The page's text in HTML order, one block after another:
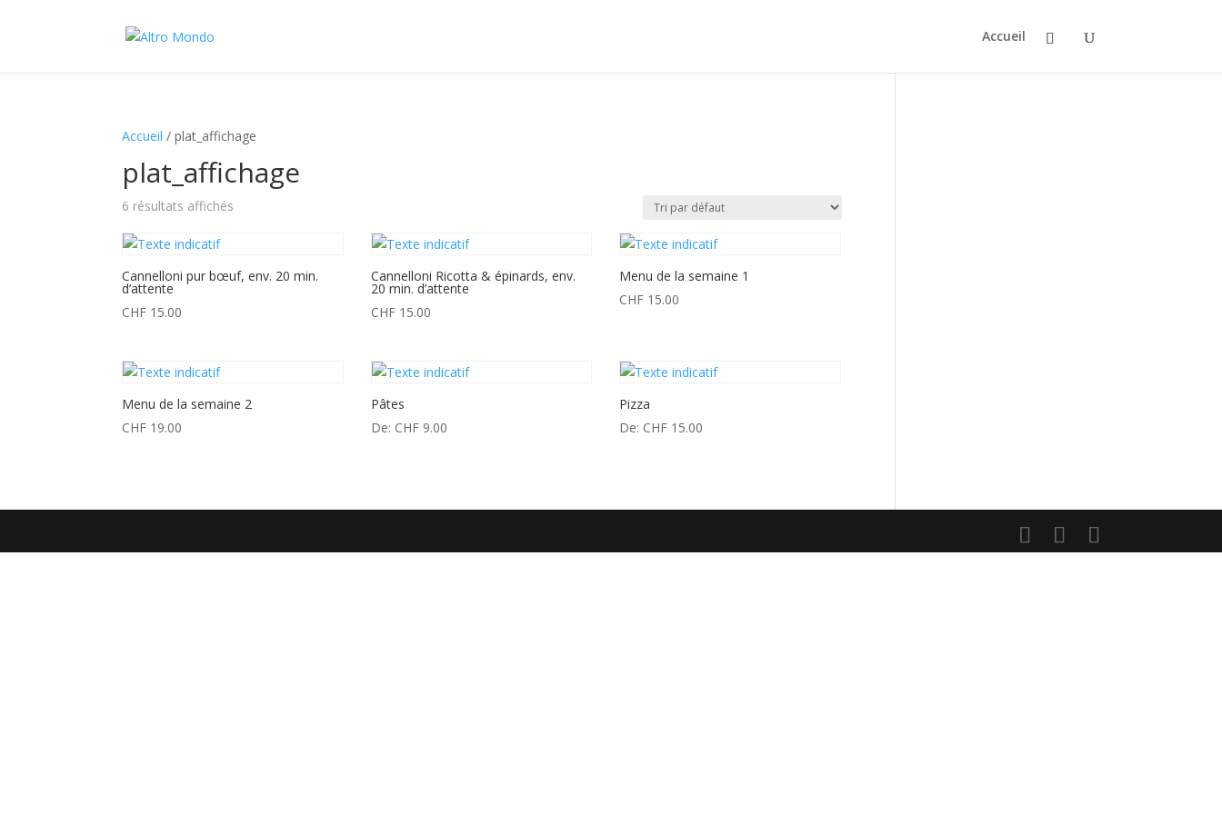
Accueil
Accueil / plat_affichage
plat_affichage
6 résultats affichés
Cannelloni pur bœuf, env. 20 min.
d’attente
CHF 15.00
Cannelloni Ricotta & épinards, env.
20 min. d’attente
CHF15.00
Menu de la semaine 1
CHF 15.00
Menu de la semaine 2
CHF 19.00
Pâtes
De: CHF9.00
Pizza
De: CHF 15.00